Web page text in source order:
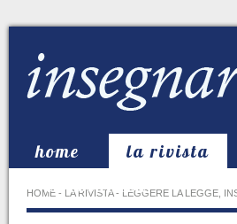
home la rivista
in evidenza
HOME - LA RIVISTA- LEGGERE LA LEGGE,